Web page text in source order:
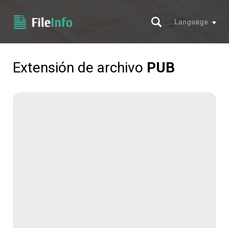
Buscar
Language
Extensión de archivo PUB